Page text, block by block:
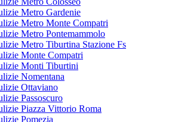
Metro Gardenie
Metro Monte Compatri
Metro Pontemammolo
Metro Tiburtina Stazione Fs
Monte Compatri
Monti Tiburtini
Nomentana
Ottaviano
Passoscuro
Piazza Vittorio Roma
Pomezia